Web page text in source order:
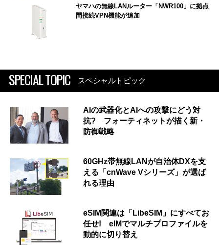
ヤマハの無線LANルーター「NWR100」に拠点
間接続VPN機能が追加
SPECIAL TOPIC スペシャルトピック
AIの武器化とAIへの攻撃にどう対
抗? フォーティネットが描く新・
防御戦略
60GHz帯無線LANが自治体DXを支
える「cnWave Vシリーズ」が選ば
れる理由
eSIM関連は「LibeSIM」にすべてお
任せ! eIMでマルチプロファイルを
動的に切り替え